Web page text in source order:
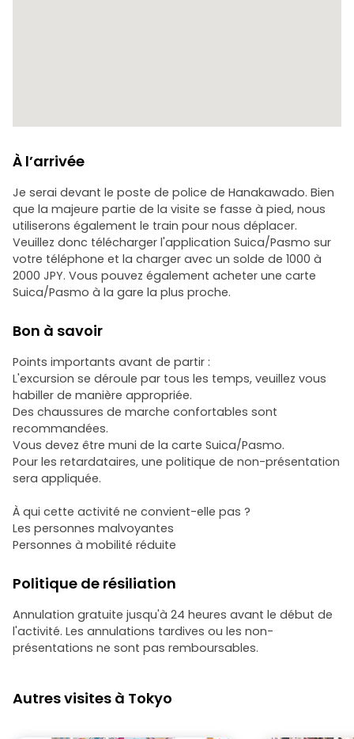
À l’arrivée
Je serai devant le poste de police de Hanakawado. Bien
que la majeure partie de la visite se fasse à pied, nous
utiliserons également le train pour nous déplacer.
Veuillez donc télécharger l'application Suica/Pasmo sur
votre téléphone et la charger avec un solde de 1000 à
2000 JPY. Vous pouvez également acheter une carte
Suica/Pasmo à la gare la plus proche.
Bon à savoir
Points importants avant de partir :
L'excursion se déroule par tous les temps, veuillez vous
habiller de manière appropriée.
Des chaussures de marche confortables sont
recommandées.
Vous devez être muni de la carte Suica/Pasmo.
Pour les retardataires, une politique de non-présentation
sera appliquée.
À qui cette activité ne convient-elle pas ?
Les personnes malvoyantes
Personnes à mobilité réduite
Politique de résiliation
Annulation gratuite jusqu'à 24 heures avant le début de
l'activité. Les annulations tardives ou les non-
présentations ne sont pas remboursables.
Autres visites à Tokyo